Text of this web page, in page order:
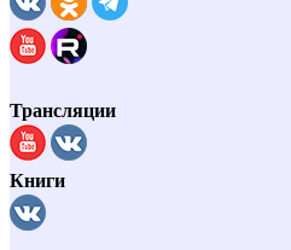
Трансляции
Книги